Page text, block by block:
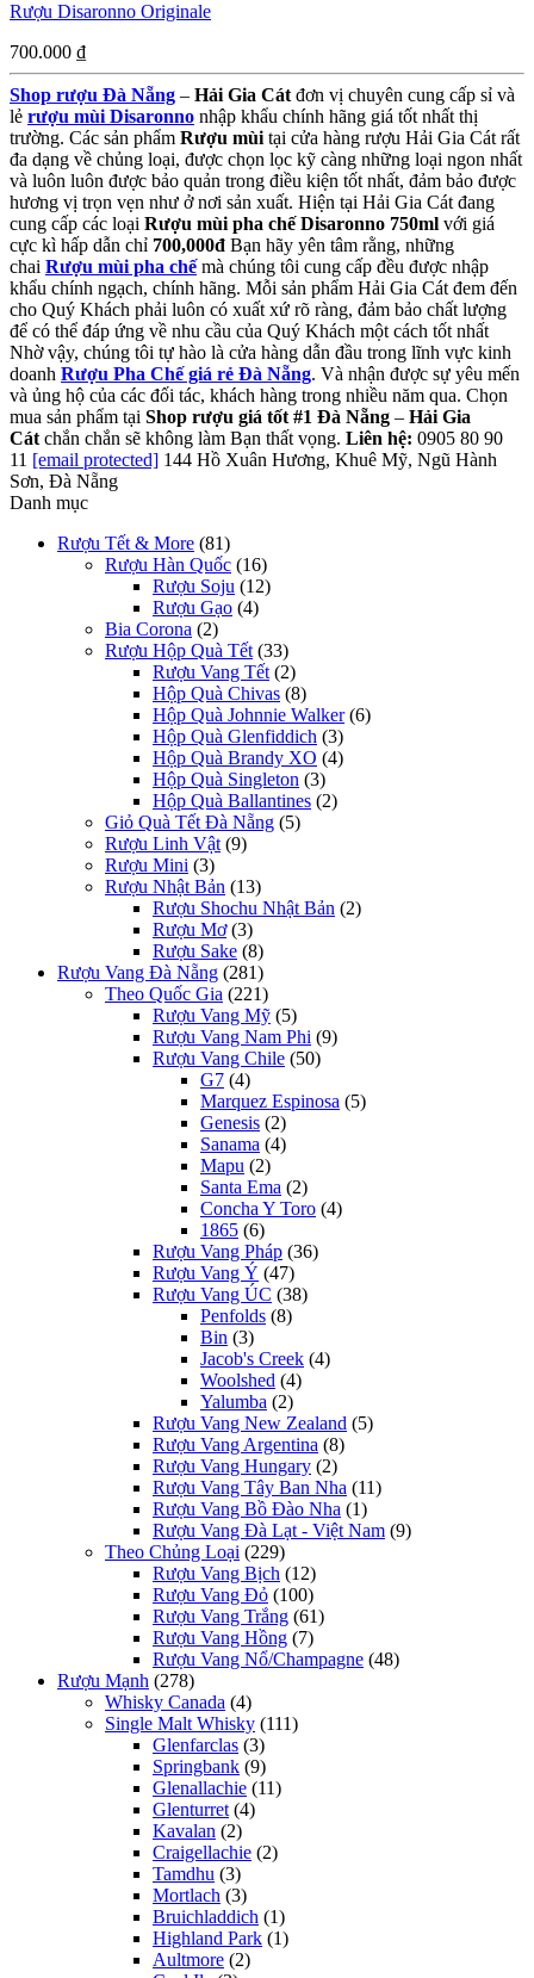
Rượu Disaronno Originale
700.000 ₫
Shop rượu Đà Nẵng – Hải Gia Cát đơn vị chuyên cung cấp sỉ và
lẻ rượu mùi Disaronno nhập khẩu chính hãng giá tốt nhất thị
trường. Các sản phẩm Rượu mùi tại cửa hàng rượu Hải Gia Cát rất
đa dạng về chủng loại, được chọn lọc kỹ càng những loại ngon nhất
và luôn luôn được bảo quản trong điều kiện tốt nhất, đảm bảo được
hương vị trọn vẹn như ở nơi sản xuất. Hiện tại Hải Gia Cát đang
cung cấp các loại Rượu mùi pha chế Disaronno 750ml với giá
cực kì hấp dẫn chỉ 700,000đ Bạn hãy yên tâm rằng, những
chai Rượu mùi pha chếmà chúng tôi cung cấp đều được nhập
khẩu chính ngạch, chính hãng. Mỗi sản phẩm Hải Gia Cát đem đến
cho Quý Khách phải luôn có xuất xứ rõ ràng, đảm bảo chất lượng
để có thể đáp ứng về nhu cầu của Quý Khách một cách tốt nhất
Nhờ vậy, chúng tôi tự hào là cửa hàng dẫn đầu trong lĩnh vực kinh
doanh Rượu Pha Chế giá rẻ Đà Nẵng. Và nhận được sự yêu mến
và ủng hộ của các đối tác, khách hàng trong nhiều năm qua. Chọn
mua sản phẩm tại Shop rượu giá tốt #1 Đà Nẵng – Hải Gia
Cát chắn chắn sẽ không làm Bạn thất vọng. Liên hệ: 0905 80 90
11 [email protected] 144 Hồ Xuân Hương, Khuê Mỹ, Ngũ Hành
Sơn, Đà Nẵng
Danh mục
Rượu Tết & More (81)
Rượu Hàn Quốc (16)
Rượu Soju (12)
Rượu Gạo (4)
Bia Corona (2)
Rượu Hộp Quà Tết (33)
Rượu Vang Tết (2)
Hộp Quà Chivas (8)
Hộp Quà Johnnie Walker (6)
Hộp Quà Glenfiddich (3)
Hộp Quà Brandy XO (4)
Hộp Quà Singleton (3)
Hộp Quà Ballantines (2)
Giỏ Quà Tết Đà Nẵng (5)
Rượu Linh Vật (9)
Rượu Mini (3)
Rượu Nhật Bản (13)
Rượu Shochu Nhật Bản (2)
Rượu Mơ (3)
Rượu Sake (8)
Rượu Vang Đà Nẵng (281)
Theo Quốc Gia (221)
Rượu Vang Mỹ (5)
Rượu Vang Nam Phi (9)
Rượu Vang Chile (50)
G7 (4)
Marquez Espinosa (5)
Genesis (2)
Sanama (4)
Mapu (2)
Santa Ema (2)
Concha Y Toro (4)
1865 (6)
Rượu Vang Pháp (36)
Rượu Vang Ý (47)
Rượu Vang ÚC (38)
Penfolds (8)
Bin (3)
Jacob's Creek (4)
Woolshed (4)
Yalumba (2)
Rượu Vang New Zealand (5)
Rượu Vang Argentina (8)
Rượu Vang Hungary (2)
Rượu Vang Tây Ban Nha (11)
Rượu Vang Bồ Đào Nha (1)
Rượu Vang Đà Lạt - Việt Nam (9)
Theo Chủng Loại (229)
Rượu Vang Bịch (12)
Rượu Vang Đỏ (100)
Rượu Vang Trắng (61)
Rượu Vang Hồng (7)
Rượu Vang Nổ/Champagne (48)
Rượu Mạnh (278)
Whisky Canada (4)
Single Malt Whisky (111)
Glenfarclas (3)
Springbank (9)
Glenallachie (11)
Glenturret (4)
Kavalan (2)
Craigellachie (2)
Tamdhu (3)
Mortlach (3)
Bruichladdich (1)
Highland Park (1)
Aultmore (2)